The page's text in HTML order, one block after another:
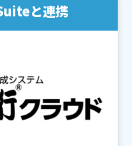
と連携